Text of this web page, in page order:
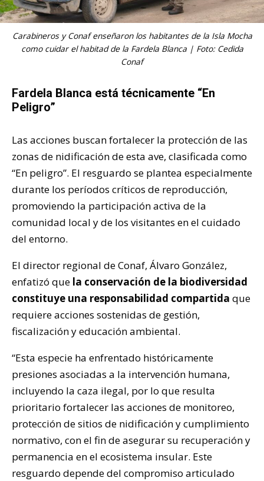
Carabineros y Conaf enseñaron los habitantes de la Isla Mocha
como cuidar el habitad de la Fardela Blanca | Foto: Cedida
Conaf
Fardela Blanca está técnicamente “En
Peligro”
Las acciones buscan fortalecer la protección de las
zonas de nidificación de esta ave, clasificada como
“En peligro”. El resguardo se plantea especialmente
durante los períodos críticos de reproducción,
promoviendo la participación activa de la
comunidad local y de los visitantes en el cuidado
del entorno.
El director regional de Conaf, Álvaro González,
enfatizó que la conservación de la biodiversidad
constituye una responsabilidad compartida que
requiere acciones sostenidas de gestión,
fiscalización y educación ambiental.
“Esta especie ha enfrentado históricamente
presiones asociadas a la intervención humana,
incluyendo la caza ilegal, por lo que resulta
prioritario fortalecer las acciones de monitoreo,
protección de sitios de nidificación y cumplimiento
normativo, con el fin de asegurar su recuperación y
permanencia en el ecosistema insular. Este
resguardo depende del compromiso articulado